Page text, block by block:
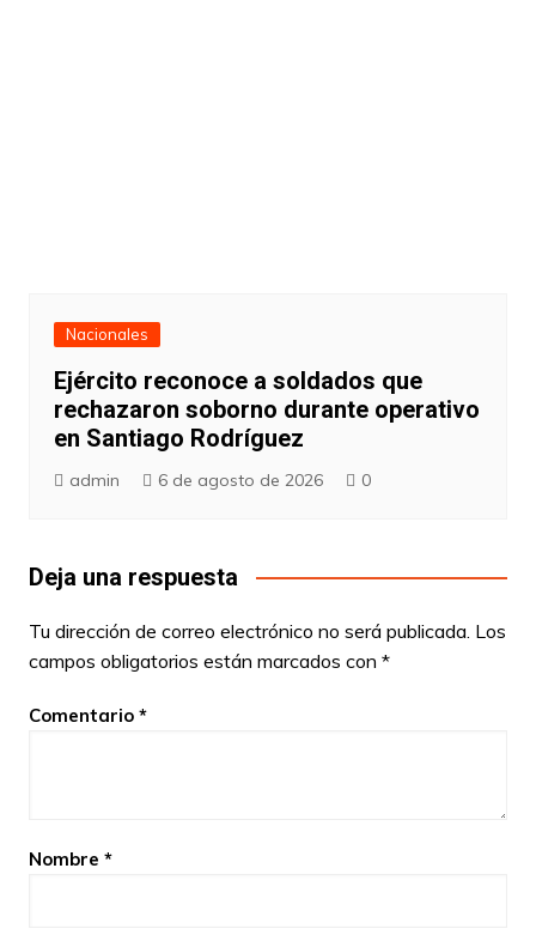
Nacionales
Ejército reconoce a soldados que
rechazaron soborno durante operativo
en Santiago Rodríguez
admin 6 de agosto de 2026 0
Deja una respuesta
Tu dirección de correo electrónico no será publicada. Los
campos obligatorios están marcados con *
Comentario *
Nombre *